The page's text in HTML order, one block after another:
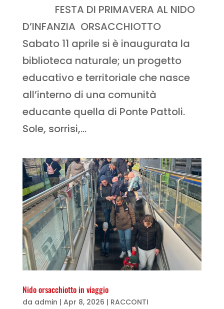
FESTA DI PRIMAVERA AL NIDO
D’INFANZIA ORSACCHIOTTO
Sabato 11 aprile si è inaugurata la
biblioteca naturale; un progetto
educativo e territoriale che nasce
all’interno di una comunità
educante quella di Ponte Pattoli.
Sole, sorrisi,...
Nido orsacchiotto in viaggio
da admin | Apr 8, 2026 | RACCONTI